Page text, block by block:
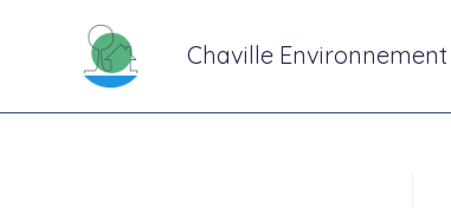
Chaville Environnement